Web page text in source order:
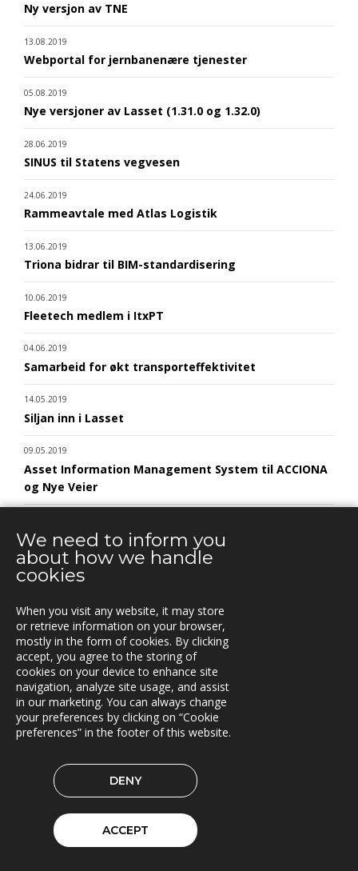
Ny versjon av TNE
13.08.2019
Webportal for jernbanenære tjenester
05.08.2019
Nye versjoner av Lasset (1.31.0 og 1.32.0)
28.06.2019
SINUS til Statens vegvesen
24.06.2019
Rammeavtale med Atlas Logistik
13.06.2019
Triona bidrar til BIM-standardisering
10.06.2019
Fleetech medlem i ItxPT
04.06.2019
Samarbeid for økt transporteffektivitet
14.05.2019
Siljan inn i Lasset
09.05.2019
Asset Information Management System til ACCIONA
og Nye Veier
Brinks Trä velger Timberpro
02.05.2019
25.04.2019
Triona forbedrer fergetrafikken på Åland
23.04.2019
Fleetech overtas av Triona
08.04.2019
01.04.2019
Samarbeidspartner med Drive Sweden
08.03.2019
Triona forsterkes av kvinnelige ledere
We need to inform you
about how we handle
cookies
When you visit any website, it may store
or retrieve information on your browser,
mostly in the form of cookies. By clicking
accept, you agree to the storing of
cookies on your device to enhance site
navigation, analyze site usage, and assist
in our marketing. You can always change
your preferences by clicking on “Cookie
preferences” in the footer of this website.
DENY
ACCEPT